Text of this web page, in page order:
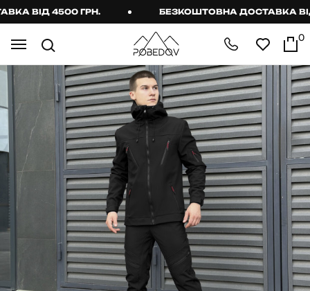
ВІД 4500 ГРН. БЕЗКОШТОВНА ДОСТАВКА ВІД
0